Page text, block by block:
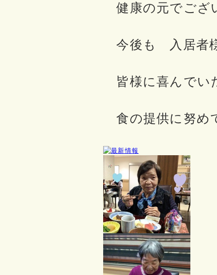
健康の元でござ
今後も 入居者
皆様に喜んでい
食の提供に努め